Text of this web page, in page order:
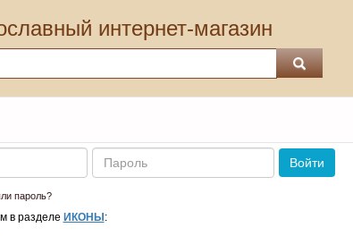
интернет-магазин
Пароль
Войти
пароль?
в разделе ИКОНЫ :